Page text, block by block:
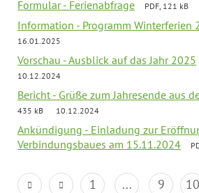
Formular - Ferienabfrage PDF, 121 kB
Information - Programm Winterferien
16.01.2025
Vorschau - Ausblick auf das Jahr 2025
10.12.2024
Bericht - Grüße zum Jahresende aus
435 kB
10.12.2024
Ankündigung - Einladung zur
Verbindungsbaues am 15.11.2024
1 ... 9 10